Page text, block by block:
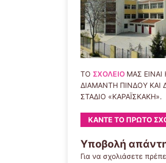
ΤΟ ΣΧΟΛΕΙΟ ΜΑΣ
ΔΙΑΜΑΝΤΗ ΠΙΝΔΟΥ ΚΑΙ
ΣΤΑΔΙΟ «ΚΑΡΑΪΣΚΑΚΗ».
ΚΆΝΤΕ ΤΟ ΠΡΏΤΟ
Υποβολή
Για να σχολιάσετε